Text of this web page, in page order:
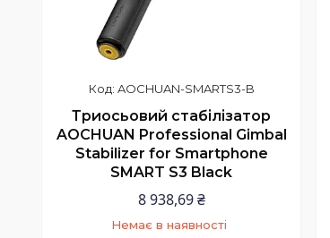
AOCHUAN-SMARTS3-B
Триосьовий стабілізатор
AOCHUAN Professional Gimbal
Stabilizer for Smartphone
SMART S3 Black
8 938,69 ₴
Немає в наявності